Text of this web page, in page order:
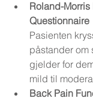
Roland-
Questionnaire
Pasienten
påstander om
gjelder for
mild til
Back Pain